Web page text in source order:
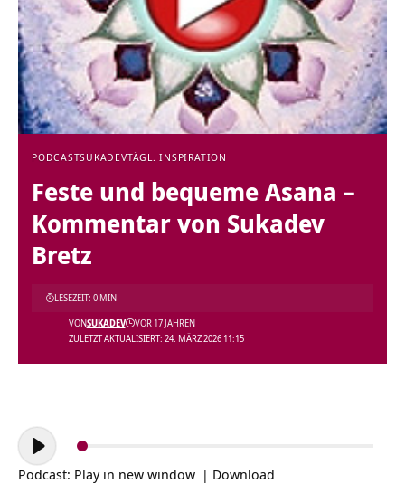
PODCASTSUKADEVTÄGL. INSPIRATION
Feste und bequeme Asana –
Kommentar von Sukadev
Bretz
ZULETZT AKTUALISIERT: 24. MÄRZ 2026 11:15
VONSUKADEV VOR 17 JAHREN
LESEZEIT: 0 MIN
Audio-
Player
Podcast: Play in new window | Download